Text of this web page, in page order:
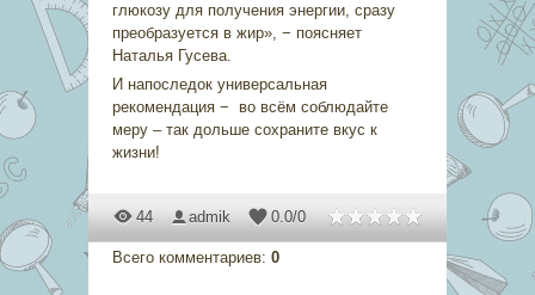
глюкозу для получения энергии, сразу
преобразуется в жир», − поясняет
Наталья Гусева.
И напоследок универсальная
рекомендация − во всём соблюдайте
меру – так дольше сохраните вкус к
жизни!
44 admik 0.0/0
Всего комментариев: 0